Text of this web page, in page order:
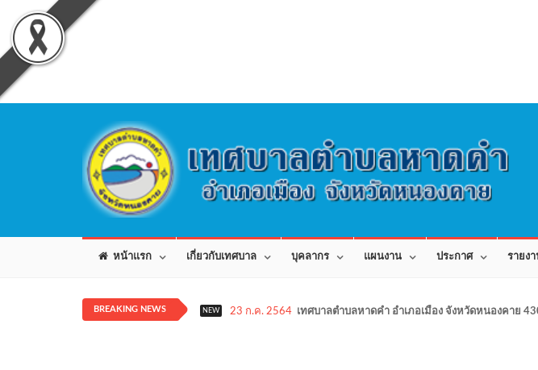
หน้าแรก เกี่ยวกับเทศบาล บุคลากร แผนงาน ประกาศ รายง
BREAKING NEWS NEW 23 ก.ค. 2564 เทศบาลตำบลหาดคำ อำเภอเมือง จังหวัดหนองคาย